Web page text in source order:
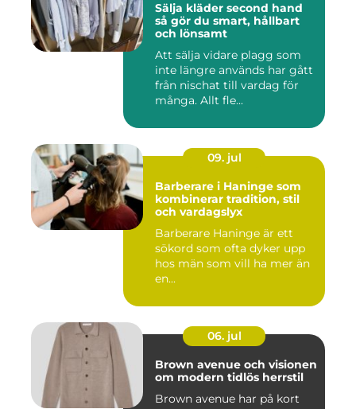
Sälja kläder second hand
så gör du smart, hållbart
och lönsamt
Att sälja vidare plagg som
inte längre används har gått
från nischat till vardag för
många. Allt fle...
09. jul
Barberare i Haninge som
kombinerar tradition, stil
och vardagslyx
Barberare Haninge är ett
sökord som ofta dyker upp
hos män som vill ha mer än
en...
06. jul
Brown avenue och visionen
om modern tidlös herrstil
Brown avenue har på kort